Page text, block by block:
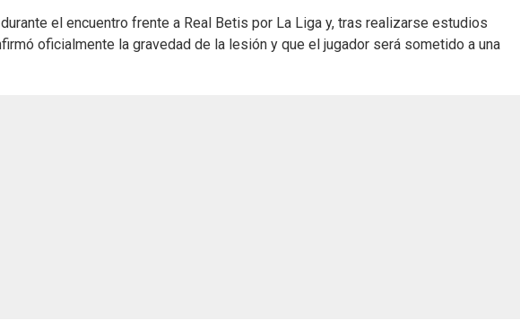
el encuentro frente a Real Betis por La Liga y, tras realizarse estudios
oficialmente la gravedad de la lesión y que el jugador será sometido a una